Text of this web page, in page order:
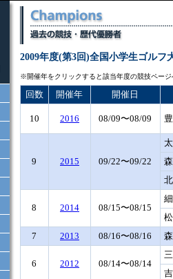
2009年度(第3回)全国小学生ゴルフ
※開催年をクリックすると該当年度の競技ペー
回数 開催年 開催日
10 2016 08/09〜08/09
9 2015 09/22〜09/22
8 2014 08/15〜08/15
7
2013 08/16〜08/16
6 2012 08/14〜08/14